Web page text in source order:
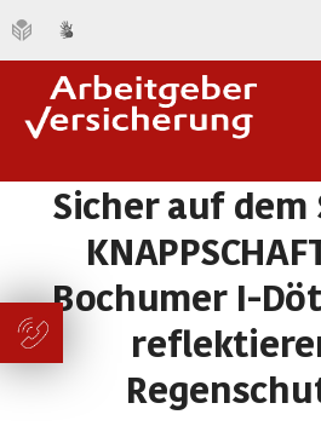
Sicher auf dem
Bochumer I-